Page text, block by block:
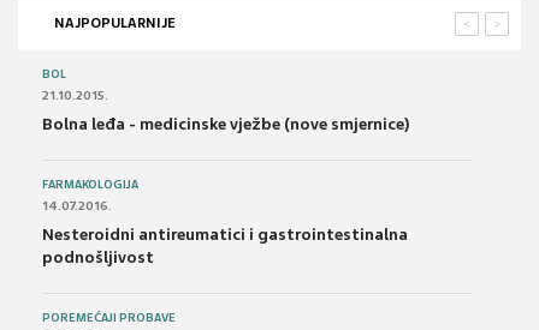
NAJPOPULARNIJE >
<
BOL
21.10.2015.
Bolna leđa - medicinske vježbe (nove smjernice)
FARMAKOLOGIJA
14.07.2016.
Nesteroidni antireumatici i gastrointestinalna
podnošljivost
POREMEĆAJI PROBAVE